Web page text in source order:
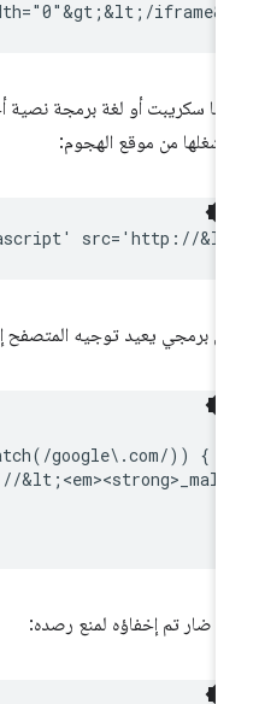
سكريبت أو لغة برمجة نصية
من موقع الهجوم:
برمجي يعيد توجيه المتصفح
google\.com/)) {
ضار تم إخفاؤه لمنع رصده: